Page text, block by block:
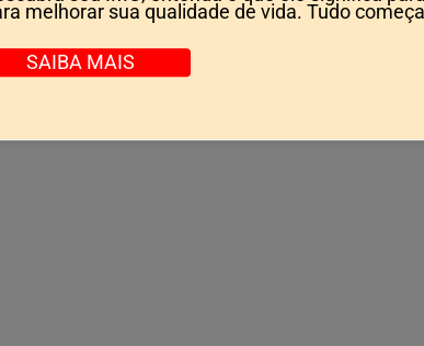
melhorar sua qualidade de vida. Tudo
SAIBA MAIS